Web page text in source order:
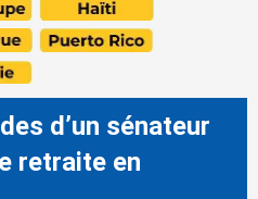
d’un sénateur
retraite en